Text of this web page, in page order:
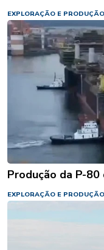
EXPLORAÇÃO E PRODUÇÃO
Produção da P-
EXPLORAÇÃO E PRODUÇÃO